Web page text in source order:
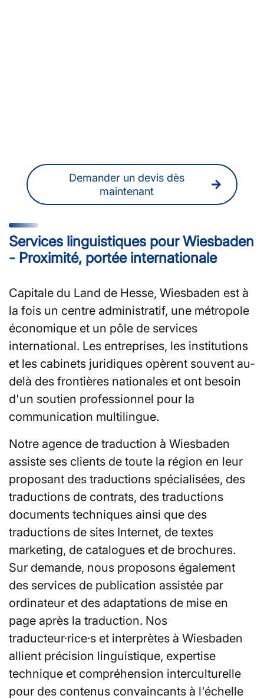
Demander un devis dès
maintenant
Services linguistiques pour Wiesbaden
- Proximité, portée internationale
Capitale du Land de Hesse, Wiesbaden est à
la fois un centre administratif, une métropole
économique et un pôle de services
international. Les entreprises, les institutions
et les cabinets juridiques opèrent souvent au-
delà des frontières nationales et ont besoin
d'un soutien professionnel pour la
communication multilingue.
Notre agence de traduction à Wiesbaden
assiste ses clients de toute la région en leur
proposant des traductions spécialisées, des
traductions de contrats, des traductions
documents techniques ainsi que des
traductions de sites Internet, de textes
marketing, de catalogues et de brochures.
Sur demande, nous proposons également
des services de publication assistée par
ordinateur et des adaptations de mise en
page après la traduction. Nos
traducteur·rice·s et interprètes à Wiesbaden
allient précision linguistique, expertise
technique et compréhension interculturelle
pour des contenus convaincants à l'échelle